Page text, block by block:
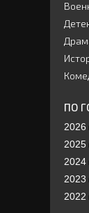
ПО
2026
2025
2024
2023
2022